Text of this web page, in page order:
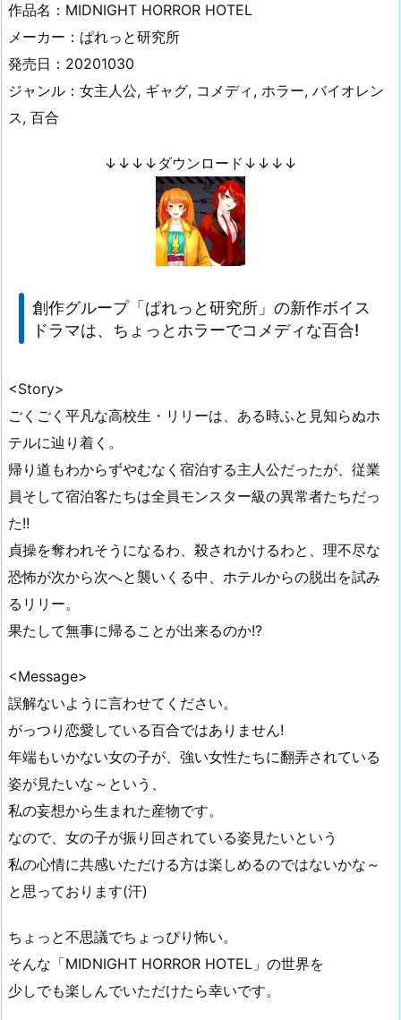
作品名：MIDNIGHT HORROR HOTEL
メーカー：ぱれっと研究所
発売日：20201030
ジャンル：女主人公, ギャグ, コメディ, ホラー, バイオレン
ス, 百合
↓↓↓↓ダウンロード↓↓↓↓
創作グループ「ぱれっと研究所」の新作ボイス
ドラマは、ちょっとホラーでコメディな百合!
<Story>
ごくごく平凡な高校生・リリーは、ある時ふと見知らぬホ
テルに辿り着く。
帰り道もわからずやむなく宿泊する主人公だったが、従業
員そして宿泊客たちは全員モンスター級の異常者たちだっ
た!!
貞操を奪われそうになるわ、殺されかけるわと、理不尽な
恐怖が次から次へと襲いくる中、ホテルからの脱出を試み
るリリー。
果たして無事に帰ることが出来るのか!?
<Message>
誤解ないように言わせてください。
がっつり恋愛している百合ではありません!
年端もいかない女の子が、強い女性たちに翻弄されている
姿が見たいな～という、
私の妄想から生まれた産物です。
なので、女の子が振り回されている姿見たいという
私の心情に共感いただける方は楽しめるのではないかな～
と思っております(汗)
ちょっと不思議でちょっぴり怖い。
そんな「MIDNIGHT HORROR HOTEL」の世界を
少しでも楽しんでいただけたら幸いです。